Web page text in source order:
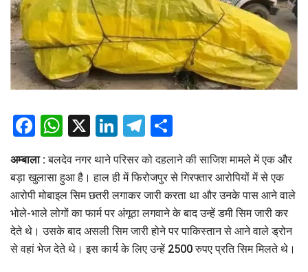
Facebook
WhatsApp
X LinkedIn
Telegram
अम्बाला :बलदेव नगर थाने परिसर को दहलाने की साजिश मामले में एक और
बड़ा खुलासा हुआ है। हाल ही में फिरोजपुर से गिरफ्तार आरोपियों में से एक
आरोपी मोबाइल सिम छतरी लगाकर जारी करता था और उनके पास आने वाले
भोले-भाले लोगों का फार्म पर अंगूठा लगवाने के बाद उन्हें डमी सिम जारी कर
देते थे। उसके बाद असली सिम जारी होने पर पाकिस्तान से आने वाले ड्रोन
से वहां भेज देते थे। इस कार्य के लिए उन्हें 2500 रुपए प्रति सिम मिलते थे।